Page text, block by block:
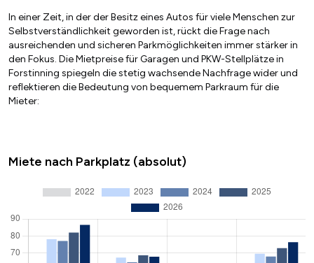
In einer Zeit, in der der Besitz eines Autos für viele Menschen zur
Selbstverständlichkeit geworden ist, rückt die Frage nach
ausreichenden und sicheren Parkmöglichkeiten immer stärker in
den Fokus. Die Mietpreise für Garagen und PKW-Stellplätze in
Forstinning spiegeln die stetig wachsende Nachfrage wider und
reflektieren die Bedeutung von bequemem Parkraum für die
Mieter:
Miete nach Parkplatz (absolut)